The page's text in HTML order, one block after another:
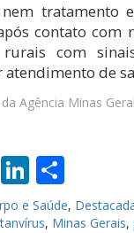
tratamento
contato com
com
de
Agência Minas
TwitterLinkedIn
e Saúde,
, Minas Gerais,